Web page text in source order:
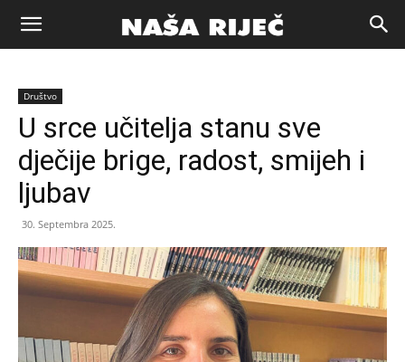
Naša
riječ
Zenica
Društvo
U srce učitelja stanu sve
dječije brige, radost, smijeh i
ljubav
30. Septembra 2025.